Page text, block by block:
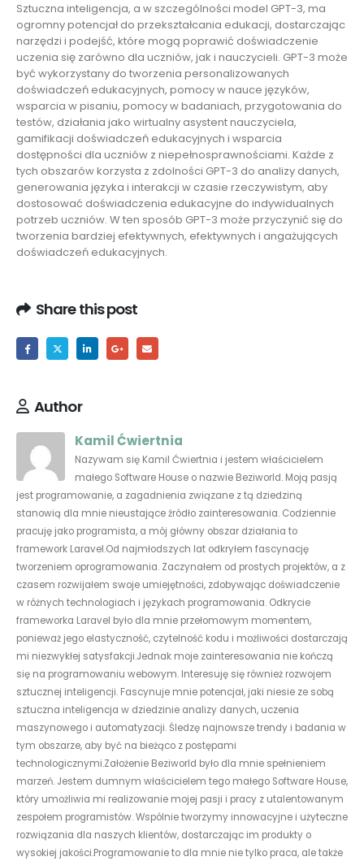
Sztuczna inteligencja, a w szczególności model GPT-3, ma
ogromny potencjał do przekształcania edukacji, dostarczając
narzędzi i podejść, które mogą poprawić doświadczenie
uczenia się zarówno dla uczniów, jak i nauczycieli. GPT-3 może
być wykorzystany do tworzenia personalizowanych
doświadczeń edukacyjnych, pomocy w nauce języków,
wsparcia w pisaniu, pomocy w badaniach, przygotowania do
testów, działania jako wirtualny asystent nauczyciela,
gamifikacji doświadczeń edukacyjnych i wsparcia
dostępności dla uczniów z niepełnosprawnościami. Każde z
tych obszarów korzysta z zdolności GPT-3 do analizy danych,
generowania języka i interakcji w czasie rzeczywistym, aby
dostosować doświadczenia edukacyjne do indywidualnych
potrzeb uczniów. W ten sposób GPT-3 może przyczynić się do
tworzenia bardziej efektywnych, efektywnych i angażujących
doświadczeń edukacyjnych​.
Share this post
Author
Kamil Ćwiertnia
Nazywam się Kamil Ćwiertnia i jestem właścicielem
małego Software House o nazwie Beziworld. Moją pasją
jest programowanie, a zagadnienia związane z tą dziedziną
stanowią dla mnie nieustające źródło zainteresowania. Codziennie
pracuję jako programista, a mój główny obszar działania to
framework Laravel.Od najmłodszych lat odkryłem fascynację
tworzeniem oprogramowania. Zaczynałem od prostych projektów, a z
czasem rozwijałem swoje umiejętności, zdobywając doświadczenie
w różnych technologiach i językach programowania. Odkrycie
frameworka Laravel było dla mnie przełomowym momentem,
ponieważ jego elastyczność, czytelność kodu i możliwości dostarczają
mi niezwykłej satysfakcji.Jednak moje zainteresowania nie kończą
się na programowaniu webowym. Interesuję się również rozwojem
sztucznej inteligencji. Fascynuje mnie potencjał, jaki niesie ze sobą
sztuczna inteligencja w dziedzinie analizy danych, uczenia
maszynowego i automatyzacji. Śledzę najnowsze trendy i badania w
tym obszarze, aby być na bieżąco z postępami
technologicznymi.Założenie Beziworld było dla mnie spełnieniem
marzeń. Jestem dumnym właścicielem tego małego Software House,
który umożliwia mi realizowanie mojej pasji i pracy z utalentowanym
zespołem programistów. Wspólnie tworzymy innowacyjne i użyteczne
rozwiązania dla naszych klientów, dostarczając im produkty o
wysokiej jakości.Programowanie to dla mnie nie tylko praca, ale także